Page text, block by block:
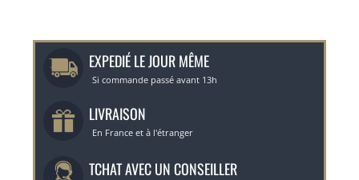
EXPEDIÉ LE JOUR MÊME
Si commande passé avant 13h
LIVRAISON
En France et à l'étranger
TCHAT AVEC UN CONSEILLER